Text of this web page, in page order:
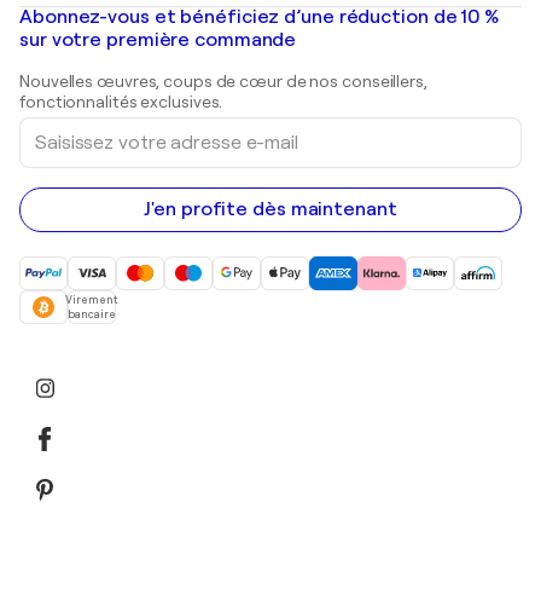
Mr. Brainwash
Shepard Fairey
Peintures de paysage
Estampes
Peintures acryliques
Galeries d'art en France
Galeries d'art en Belgique
Abonnez-vous et bénéficiez d’une réduction de 10 %
sur votre première commande
Nouvelles œuvres, coups de cœur de nos conseillers,
fonctionnalités exclusives.
Saisissez
votre
adresse
e-
mail
J'en profite dès maintenant
Virement
bancaire